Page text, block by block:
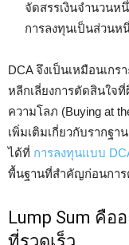
จัดสรรเงินจำนวนห
การลงทุนเป็นส่วนห
DCA จึงเป็นเหมือนเก
หลีกเลี่ยงการตัดสินใจ
ความโลภ (Buying at
เพิ่มเติมเกี่ยวกับรากฐ
ได้ที่ การลงทุนแบบ
พื้นฐานที่สำคัญก่อนการ
Lump Sum คือ